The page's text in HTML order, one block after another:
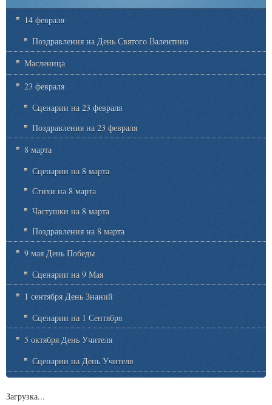
14 февраля
Поздравления на День Святого Валентина
Масленица
23 февраля
Сценарии на 23 февраля
Поздравления на 23 февраля
8 марта
Сценарии на 8 марта
Стихи на 8 марта
Частушки на 8 марта
Поздравления на 8 марта
9 мая День Победы
Сценарии на 9 Мая
1 сентября День Знаний
Сценарии на 1 Сентября
5 октября День Учителя
Сценарии на День Учителя
Загрузка...